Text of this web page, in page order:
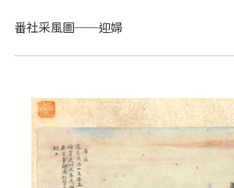
番社采風圖──迎婦